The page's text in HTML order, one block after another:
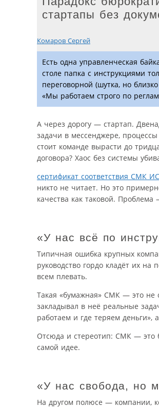
стартапы без
Комаров Сергей
Есть одна управленческая
столе папка с инструкциями
переговорной (шутка, но
«Мы работаем строго по
А через дорогу — стартап.
задачи в мессенджере,
стоит команде вырасти до
договора? Хаос без системы
сертификат соответствия СМК
никто не читает. Но это
качества как таковой.
«У нас всё по
Типичная ошибка крупных
руководство гордо кладёт их
всем плевать.
Такая «бумажная» СМК — это не
закладывал в неё реальные
работаем и где теряем деньги»,
Отсюда и стереотип: СМК — это
самой идее.
«У нас свобода, но
На другом полюсе — компании,